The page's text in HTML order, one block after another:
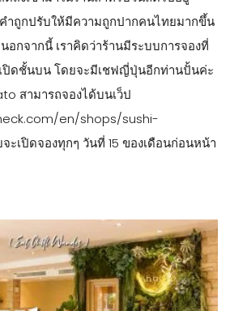
ำถูกปรับให้มีความถูกปากคนไทยมากขึ้น
อกจากนี้ เราคิดว่าร้านมีระบบการจองที่
ปิดชั้นบน โดยจะมีเชฟญี่ปุ่นอีกท่านปั้นค่ะ
สามารถจองได้บนเว็ป
en/shops/sushi-
เปิดจองทุกๆ วันที่ 15 ของเดือนก่อนหน้า